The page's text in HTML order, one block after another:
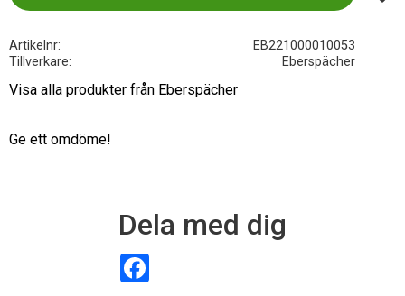
Artikelnr
EB221000010053
Tillverkare
Eberspächer
Visa alla produkter från Eberspächer
Ge ett omdöme!
Dela med dig